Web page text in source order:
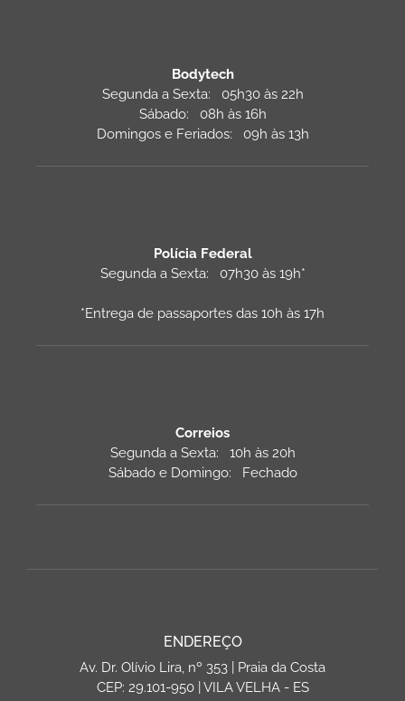
Bodytech
Segunda a Sexta: 05h30 às 22h
Sábado: 08h às 16h
Domingos e Feriados: 09h às 13h
Polícia Federal
Segunda a Sexta: 07h30 às 19h*
*Entrega de passaportes das 10h às 17h
Correios
Segunda a Sexta: 10h às 20h
Sábado e Domingo: Fechado
ENDEREÇO
Av. Dr. Olívio Lira, nº 353 | Praia da Costa
CEP: 29.101-950 | VILA VELHA - ES